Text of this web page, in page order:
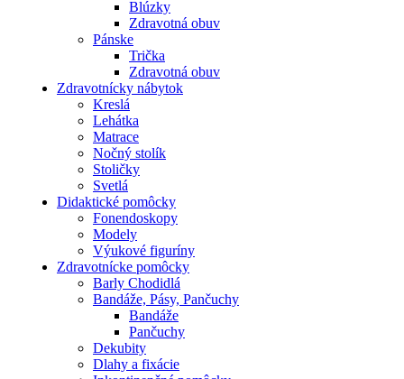
Blúzky
Zdravotná obuv
Pánske
Trička
Zdravotná obuv
Zdravotnícky nábytok
Kreslá
Lehátka
Matrace
Nočný stolík
Stoličky
Svetlá
Didaktické pomôcky
Fonendoskopy
Modely
Výukové figuríny
Zdravotnícke pomôcky
Barly Chodidlá
Bandáže, Pásy, Pančuchy
Bandáže
Pančuchy
Dekubity
Dlahy a fixácie